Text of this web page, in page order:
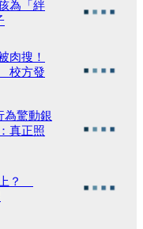
為「絆
肉搜！
校方發
為驚動銀
真正照
？